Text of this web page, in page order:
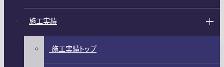
施工実績
施工実績トップ